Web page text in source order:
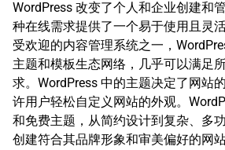
WordPress 改变了个人和企业创建和
种在线需求提供了一个易于使用且灵
受欢迎的内容管理系统之一，
主题和模板生态网络，几乎可以满足
求。WordPress 中的主题决定了网站
许用户轻松自定义网站的外观。
和免费主题，从简约设计到复杂、多
创建符合其品牌形象和审美偏好的网